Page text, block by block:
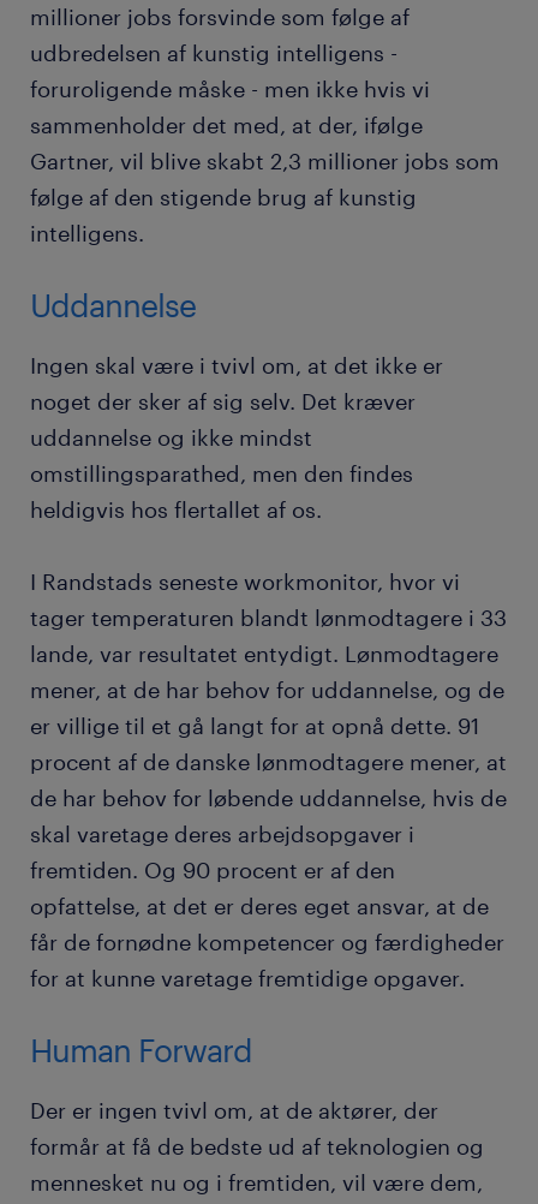
millioner jobs forsvinde som følge af
udbredelsen af kunstig intelligens -
foruroligende måske - men ikke hvis vi
sammenholder det med, at der, ifølge
Gartner, vil blive skabt 2,3 millioner jobs som
følge af den stigende brug af kunstig
intelligens.
Uddannelse
Ingen skal være i tvivl om, at det ikke er
noget der sker af sig selv. Det kræver
uddannelse og ikke mindst
omstillingsparathed, men den findes
heldigvis hos flertallet af os.
I Randstads seneste workmonitor, hvor vi
tager temperaturen blandt lønmodtagere i 33
lande, var resultatet entydigt. Lønmodtagere
mener, at de har behov for uddannelse, og de
er villige til et gå langt for at opnå dette. 91
procent af de danske lønmodtagere mener, at
de har behov for løbende uddannelse, hvis de
skal varetage deres arbejdsopgaver i
fremtiden. Og 90 procent er af den
opfattelse, at det er deres eget ansvar, at de
får de fornødne kompetencer og færdigheder
for at kunne varetage fremtidige opgaver.
Human Forward
Der er ingen tvivl om, at de aktører, der
formår at få de bedste ud af teknologien og
mennesket nu og i fremtiden, vil være dem,